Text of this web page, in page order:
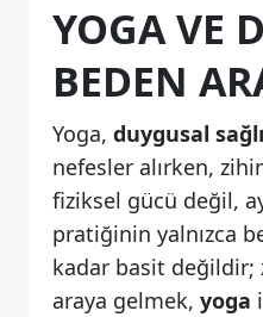
YOGA VE
BEDEN
Yoga, duygusal
nefesler alırken,
fiziksel gücü değil,
pratiğinin yalnızca
kadar basit değildir;
araya gelmek, yoga